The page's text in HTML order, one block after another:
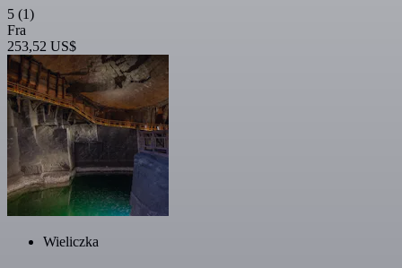
5 (1)
Fra
253,52 US$
Wieliczka